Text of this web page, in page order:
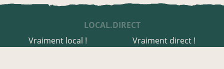
LOCAL.DIRECT
Vraiment local !
Vraiment direct !